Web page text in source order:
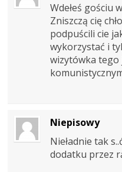
Wdełeś gościu
Zniszczą cię
podpuścili cie
wykorzystać i
wizytówka tego
Niepisowy
Nieładnie tak
dodatku przez